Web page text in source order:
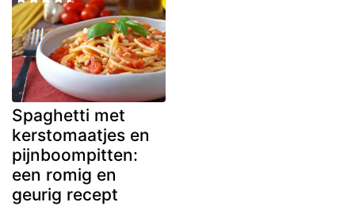
Spaghetti met
kerstomaatjes en
pijnboompitten:
een romig en
geurig recept